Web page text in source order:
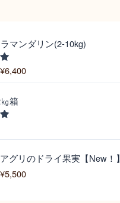
マンダリン(2-10kg)
¥6,400
格
:
0
–
¥
箱
グリのドライ果実【New！】
¥5,500
格
帯